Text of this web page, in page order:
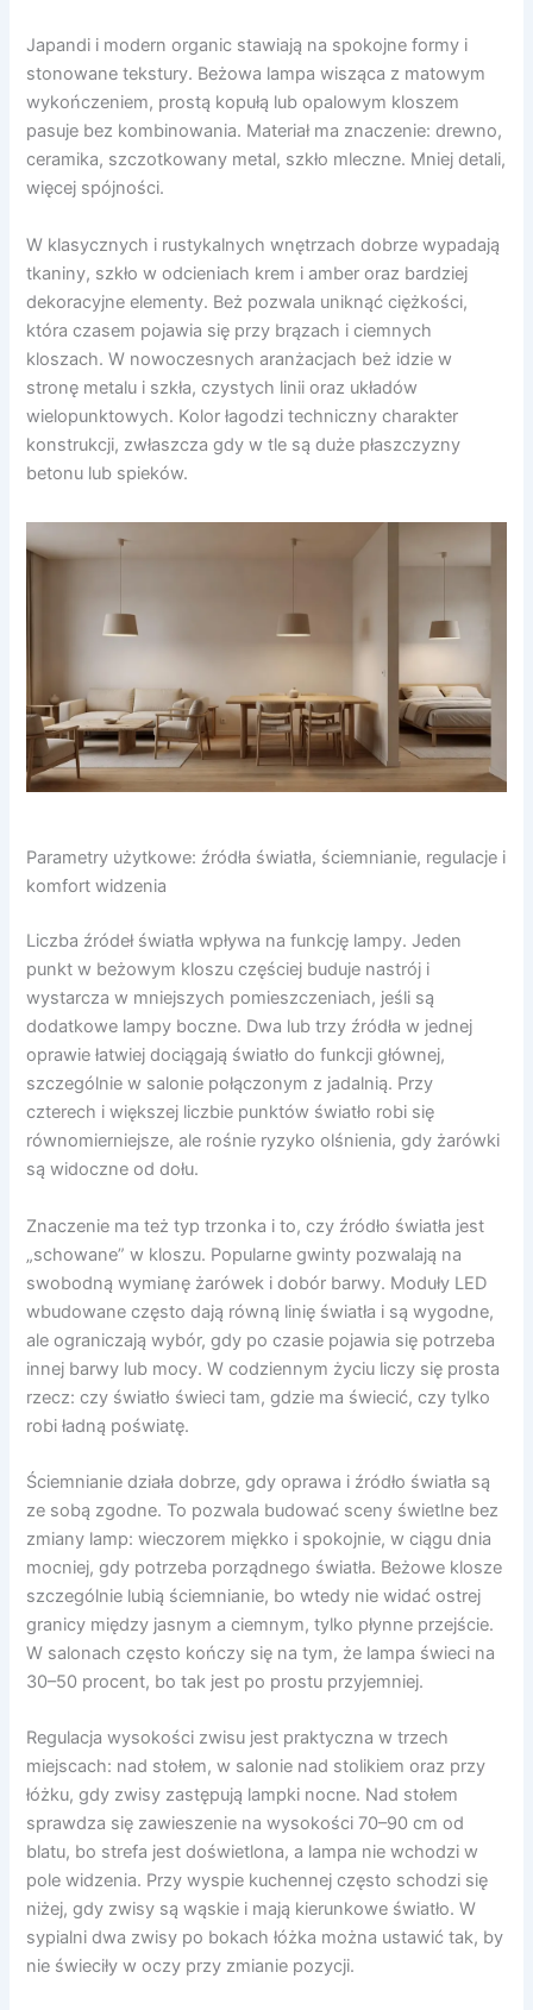
Japandi i modern organic stawiają na spokojne formy i
stonowane tekstury. Beżowa lampa wisząca z matowym
wykończeniem, prostą kopułą lub opalowym kloszem
pasuje bez kombinowania. Materiał ma znaczenie: drewno,
ceramika, szczotkowany metal, szkło mleczne. Mniej detali,
więcej spójności.
W klasycznych i rustykalnych wnętrzach dobrze wypadają
tkaniny, szkło w odcieniach krem i amber oraz bardziej
dekoracyjne elementy. Beż pozwala uniknąć ciężkości,
która czasem pojawia się przy brązach i ciemnych
kloszach. W nowoczesnych aranżacjach beż idzie w
stronę metalu i szkła, czystych linii oraz układów
wielopunktowych. Kolor łagodzi techniczny charakter
konstrukcji, zwłaszcza gdy w tle są duże płaszczyzny
betonu lub spieków.
Parametry użytkowe: źródła światła, ściemnianie, regulacje i
komfort widzenia
Liczba źródeł światła wpływa na funkcję lampy. Jeden
punkt w beżowym kloszu częściej buduje nastrój i
wystarcza w mniejszych pomieszczeniach, jeśli są
dodatkowe lampy boczne. Dwa lub trzy źródła w jednej
oprawie łatwiej dociągają światło do funkcji głównej,
szczególnie w salonie połączonym z jadalnią. Przy
czterech i większej liczbie punktów światło robi się
równomierniejsze, ale rośnie ryzyko olśnienia, gdy żarówki
są widoczne od dołu.
Znaczenie ma też typ trzonka i to, czy źródło światła jest
„schowane” w kloszu. Popularne gwinty pozwalają na
swobodną wymianę żarówek i dobór barwy. Moduły LED
wbudowane często dają równą linię światła i są wygodne,
ale ograniczają wybór, gdy po czasie pojawia się potrzeba
innej barwy lub mocy. W codziennym życiu liczy się prosta
rzecz: czy światło świeci tam, gdzie ma świecić, czy tylko
robi ładną poświatę.
Ściemnianie działa dobrze, gdy oprawa i źródło światła są
ze sobą zgodne. To pozwala budować sceny świetlne bez
zmiany lamp: wieczorem miękko i spokojnie, w ciągu dnia
mocniej, gdy potrzeba porządnego światła. Beżowe klosze
szczególnie lubią ściemnianie, bo wtedy nie widać ostrej
granicy między jasnym a ciemnym, tylko płynne przejście.
W salonach często kończy się na tym, że lampa świeci na
30–50 procent, bo tak jest po prostu przyjemniej.
Regulacja wysokości zwisu jest praktyczna w trzech
miejscach: nad stołem, w salonie nad stolikiem oraz przy
łóżku, gdy zwisy zastępują lampki nocne. Nad stołem
sprawdza się zawieszenie na wysokości 70–90 cm od
blatu, bo strefa jest doświetlona, a lampa nie wchodzi w
pole widzenia. Przy wyspie kuchennej często schodzi się
niżej, gdy zwisy są wąskie i mają kierunkowe światło. W
sypialni dwa zwisy po bokach łóżka można ustawić tak, by
nie świeciły w oczy przy zmianie pozycji.